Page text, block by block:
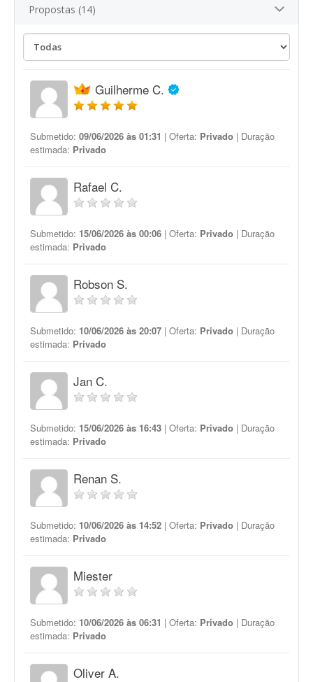
Propostas (14)
Guilherme C.
Submetido: 09/06/2026 às 01:31 | Oferta: Privado | Duração
estimada: Privado
Rafael C.
Submetido: 15/06/2026 às 00:06 | Oferta: Privado | Duração
estimada: Privado
Robson S.
Submetido: 10/06/2026 às 20:07 | Oferta: Privado | Duração
estimada: Privado
Jan C.
Submetido: 15/06/2026 às 16:43 | Oferta: Privado | Duração
estimada: Privado
Renan S.
Submetido: 10/06/2026 às 14:52 | Oferta: Privado | Duração
estimada: Privado
Miester
Submetido: 10/06/2026 às 06:31 | Oferta: Privado | Duração
estimada: Privado
Oliver A.